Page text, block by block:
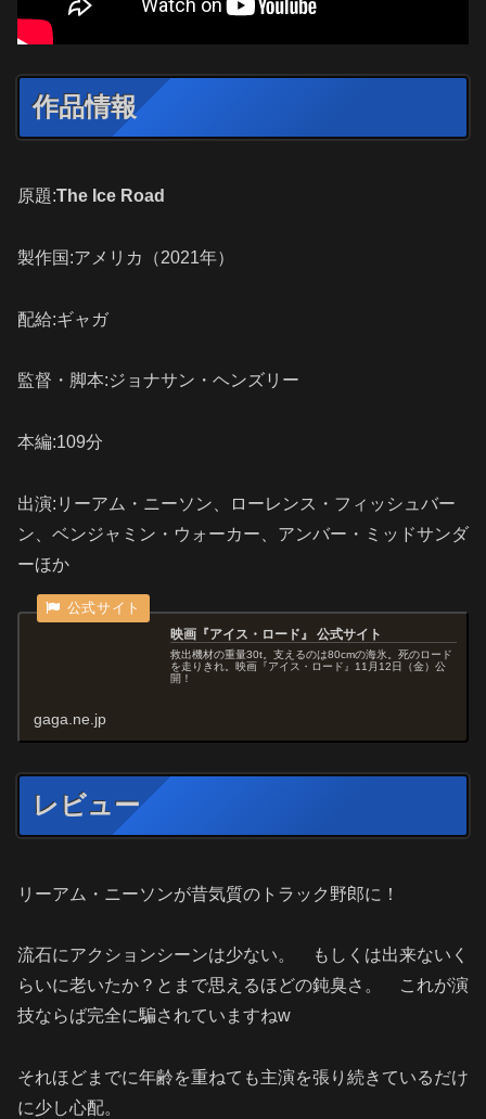
作品情報
原題:The Ice Road
製作国:アメリカ（2021年）
配給:ギャガ
監督・脚本:ジョナサン・ヘンズリー
本編:109分
出演:リーアム・ニーソン、ローレンス・フィッシュバー
ン、ベンジャミン・ウォーカー、アンバー・ミッドサンダ
ーほか
映画『アイス・ロード』 公式サイト
救出機材の重量30t。支えるのは80cmの海氷。死のロード
を走りきれ。映画『アイス・ロード』11月12日（金）公
開！
gaga.ne.jp
レビュー
リーアム・ニーソンが昔気質のトラック野郎に！
流石にアクションシーンは少ない。 もしくは出来ないく
らいに老いたか？とまで思えるほどの鈍臭さ。 これが演
技ならば完全に騙されていますねw
それほどまでに年齢を重ねても主演を張り続きているだけ
に少し心配。